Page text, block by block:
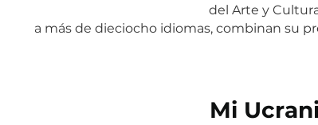
del Arte y
a más de dieciocho idiomas, combinan su
Mi